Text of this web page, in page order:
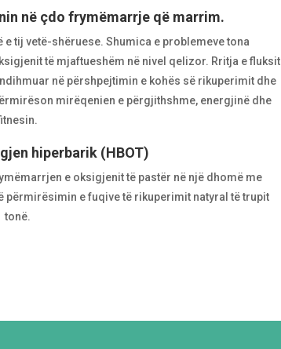
në çdo frymëmarrje që marrim.
tij vetë-shëruese. Shumica e problemeve tona
të mjaftueshëm në nivel qelizor. Rritja e fluksit
në përshpejtimin e kohës së rikuperimit dhe
mirëqenien e përgjithshme, energjinë dhe
hiperbarik (HBOT)
e oksigjenit të pastër në një dhomë me
e fuqive të rikuperimit natyral të trupit
tonë.